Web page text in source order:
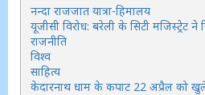
नन्दा राजजात यात्रा-हिमालय
यूजीसी विरोध: बरेली के सिटी मजिस्ट्रेट ने
राजनीति
विश्व
साहित्य
केदारनाथ धाम के कपाट 22 अप्रैल को